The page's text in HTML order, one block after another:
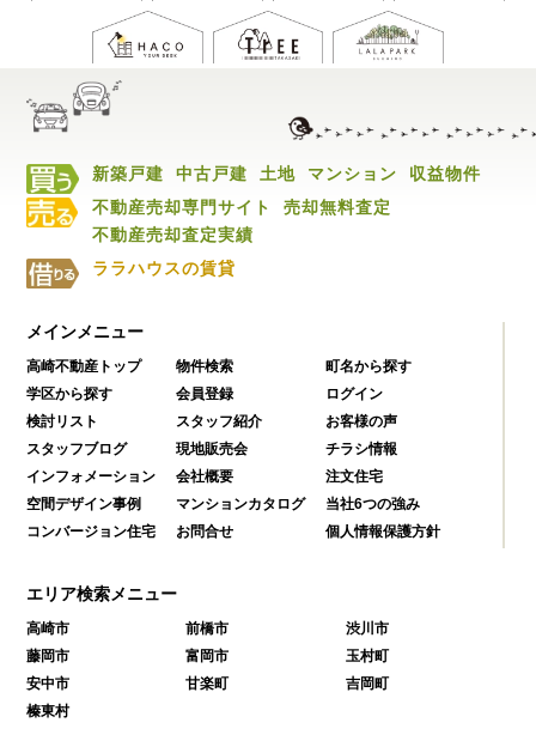
新築戸建 中古戸建 土地 マンション
収益物件
不動産売却専門サイト
売却無料査定
不動産売却査定実績
ララハウスの賃貸
メインメニュー
高崎不動産トップ 物件検索
町名から探す
学区から探す
会員登録
ログイン
検討リスト
スタッフ紹介
お客様の声
スタッフブログ
現地販売会
チラシ情報
インフォメーション
会社概要
注文住宅
空間デザイン事例
マンションカタログ
当社6つの強み
コンバージョン住宅
お問合せ 個人情報保護方針
エリア検索メニュー
高崎市 前橋市
渋川市
藤岡市
富岡市
玉村町
安中市
甘楽町
吉岡町
榛東村